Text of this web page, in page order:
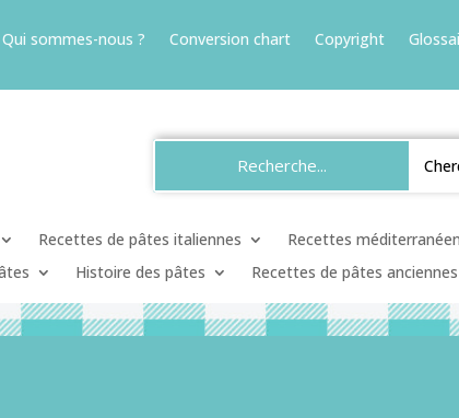
Qui sommes-nous ? Conversion chart Copyright
Recettes de pâtes italiennes Recettes
Histoire des pâtes Recettes de pâtes anciennes